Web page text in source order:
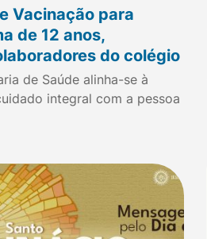
Vacinação para
de 12 anos,
do colégio
de Saúde alinha-se à
integral com a pessoa